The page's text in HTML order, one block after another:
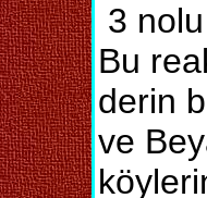
3
Bu
derin
ve